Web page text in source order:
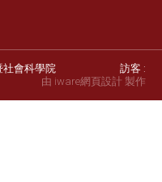
社會科學院
訪客 :
由 iware網頁設計 製作